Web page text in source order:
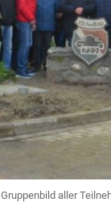
Gruppenbild aller